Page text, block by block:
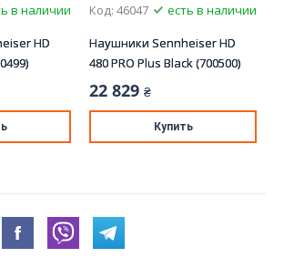
в наличии
HD
Код: 46047
есть в наличии
Наушники Sennheiser HD
480 PRO Plus Black (700500)
22 829 ₴
Купить